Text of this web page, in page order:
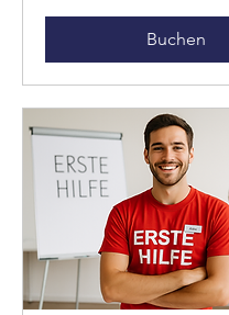
Buchen